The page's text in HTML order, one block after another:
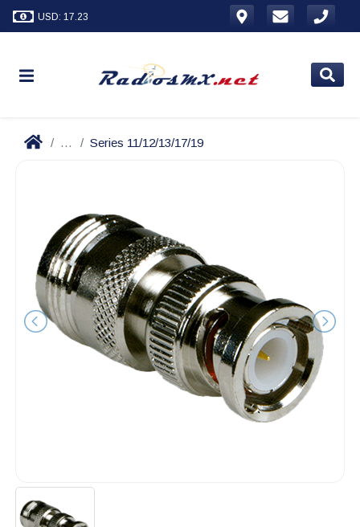
USD: 17.23
... Series 11/12/13/17/19